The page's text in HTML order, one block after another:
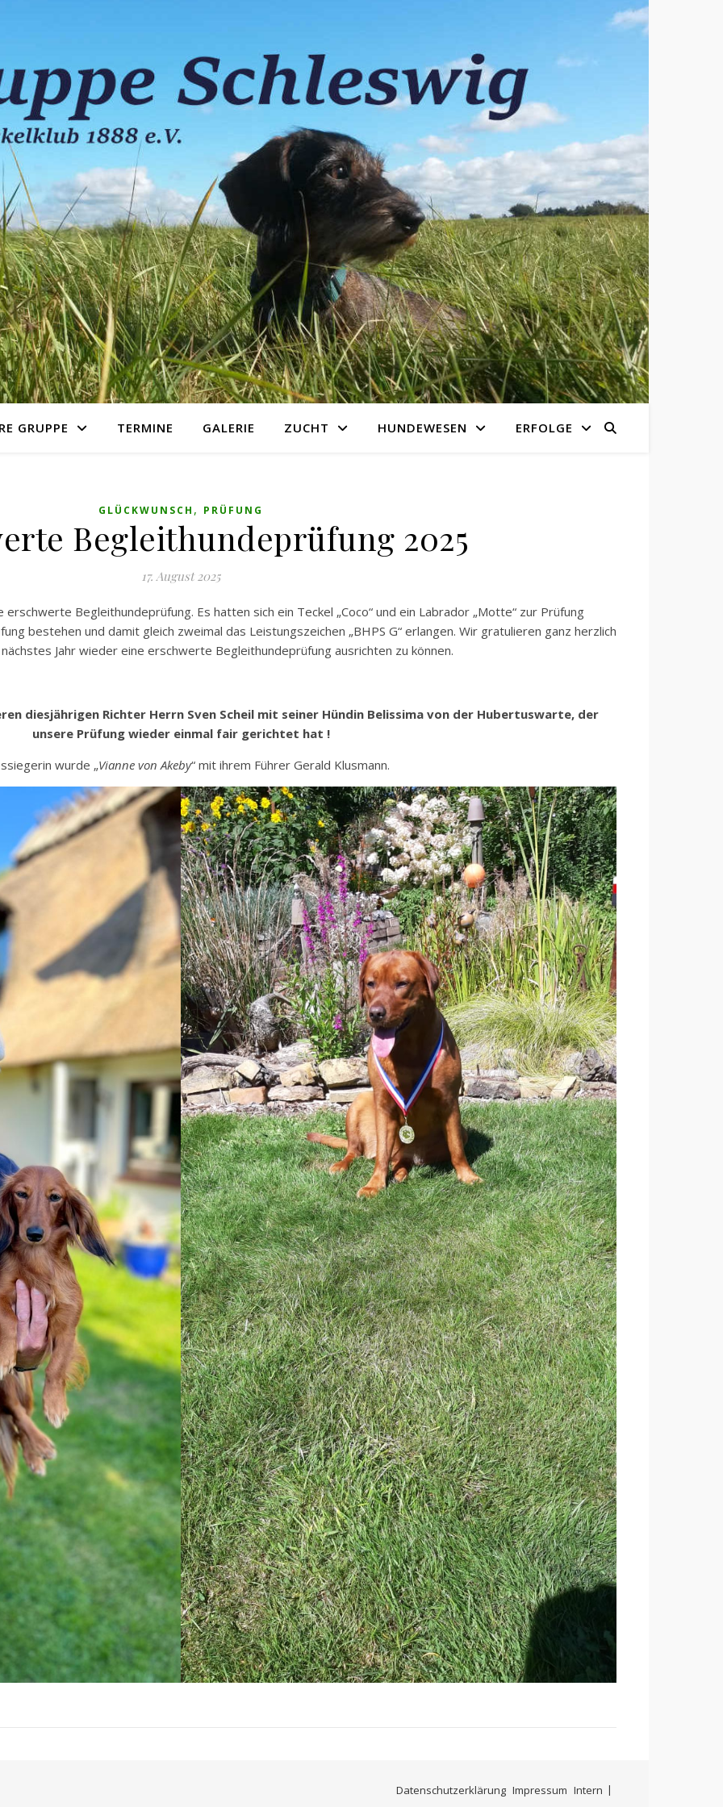
GRUPPE TERMINE GALERIE ZUCHT HUNDEWESEN ERFOLGE
GLÜCKWUNSCH , PRÜFUNG
Begleithundeprüfung 2025
17. August 2025
Begleithundeprüfung. Es hatten sich ein Teckel „Coco“ und ein Labrador „Motte“ zur Prüfung
bestehen und damit gleich zweimal das Leistungszeichen „BHPS G“ erlangen. Wir gratulieren ganz herzlich
Jahr wieder eine erschwerte Begleithundeprüfung ausrichten zu können.
diesjährigen Richter Herrn Sven Scheil mit seiner Hündin Belissima von der Hubertuswarte, der
unsere Prüfung wieder einmal fair gerichtet hat !
wurde „Vianne von Akeby“ mit ihrem Führer Gerald Klusmann.
Datenschutzerklärung Impressum Intern